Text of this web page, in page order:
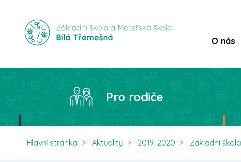
O nás
Pro rodiče
Hlavní stránka Aktuality 2019-2020 Základní škola